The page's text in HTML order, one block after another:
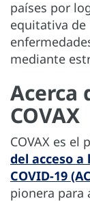
países por
equitativa
mediante
Acerca
COVAX
COVAX es el
del acceso
COVID-19
pionera para